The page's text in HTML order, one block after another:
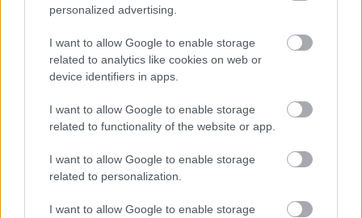
personalized advertising.
I want to allow Google to enable storage
related to analytics like cookies on web or
device identifiers in apps.
I want to allow Google to enable storage
related to functionality of the website or app.
I want to allow Google to enable storage
related to personalization.
I want to allow Google to enable storage
Egyhetes országos ellenőrzést tart a
rendőrség a utakon
Amire többmillióan vártunk: szombattól
másodfokúra csökken a riasztás